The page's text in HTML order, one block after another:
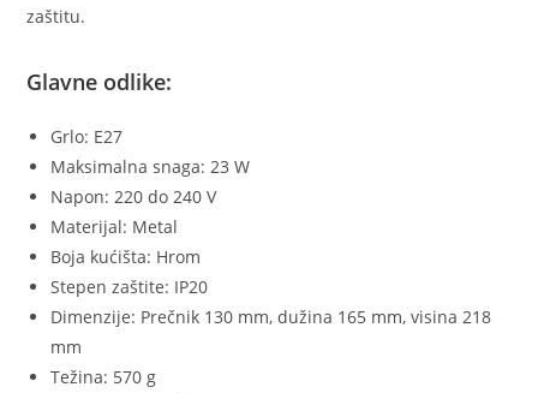
zaštitu.
Glavne odlike:
Grlo: E27
Maksimalna snaga: 23 W
Napon: 220 do 240 V
Materijal: Metal
Boja kućišta: Hrom
Stepen zaštite: IP20
Dimenzije: Prečnik 130 mm, dužina 165 mm, visina 218
mm
Težina: 570 g